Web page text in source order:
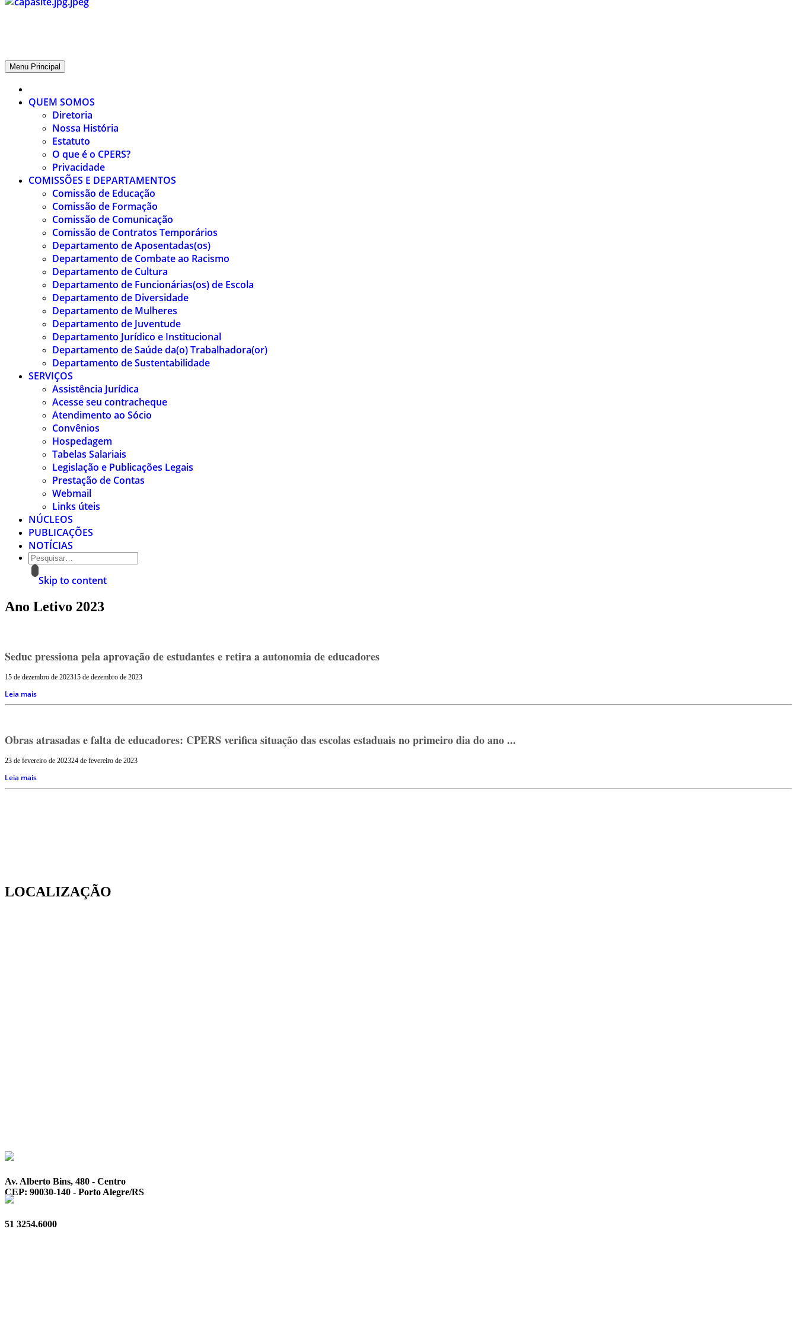
CPERS – Sindicato
CPERS – Sindicato dos Professores e Funcionários de escola do Estado do Rio Grande do Sul
Menu Principal
QUEM SOMOS
Diretoria
Nossa História
Estatuto
O que é o CPERS?
Privacidade
COMISSÕES E DEPARTAMENTOS
Comissão de Educação
Comissão de Formação
Comissão de Comunicação
Comissão de Contratos Temporários
Departamento de Aposentadas(os)
Departamento de Combate ao Racismo
Departamento de Cultura
Departamento de Funcionárias(os) de Escola
Departamento de Diversidade
Departamento de Mulheres
Departamento de Juventude
Departamento Jurídico e Institucional
Departamento de Saúde da(o) Trabalhadora(or)
Departamento de Sustentabilidade
SERVIÇOS
Assistência Jurídica
Acesse seu contracheque
Atendimento ao Sócio
Convênios
Hospedagem
Tabelas Salariais
Legislação e Publicações Legais
Prestação de Contas
Webmail
Links úteis
NÚCLEOS
PUBLICAÇÕES
NOTÍCIAS
Skip to content
Ano Letivo 2023
Seduc pressiona pela aprovação de estudantes e retira a autonomia de educadores
15 de dezembro de 202315 de dezembro de 2023
Leia mais
Obras atrasadas e falta de educadores: CPERS verifica situação das escolas estaduais no primeiro dia do ano ...
23 de fevereiro de 202324 de fevereiro de 2023
Leia mais
LOCALIZAÇÃO
Av. Alberto Bins, 480 - Centro
CEP: 90030-140 - Porto Alegre/RS
51 3254.6000